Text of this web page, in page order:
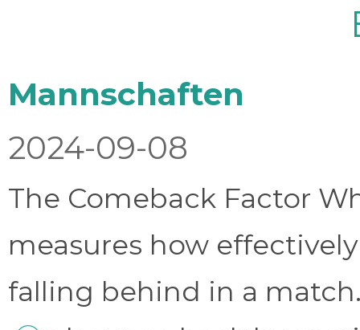
Mannschaften
2024-09-08
The Comeback Factor
measures how
falling behind in a